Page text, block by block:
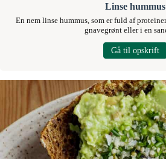
Linse hummus
En nem linse hummus, som er fuld af
gnavegrønt eller i en
Gå til opskrift